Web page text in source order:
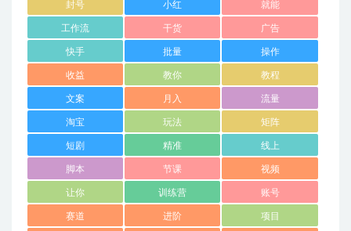
封号 小红 就能
工作流 干货 广告
快手 批量 操作
收益 教你 教程
文案 月入 流量
淘宝 玩法 矩阵
短剧 精准 线上
脚本 节课 视频
让你 训练营 账号
赛道 进阶 项目